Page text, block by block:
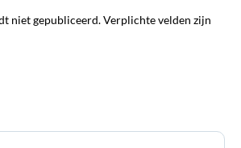
niet gepubliceerd. Verplichte velden zijn